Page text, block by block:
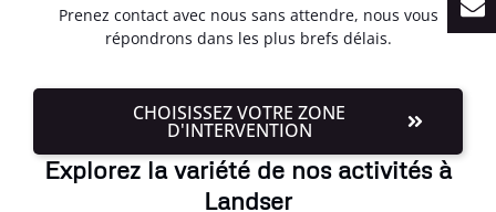
Prenez contact avec nous sans attendre, nous vous
répondrons dans les plus brefs délais.
CHOISISSEZ VOTRE ZONE
D'INTERVENTION
Explorez la variété de nos activités à
Landser